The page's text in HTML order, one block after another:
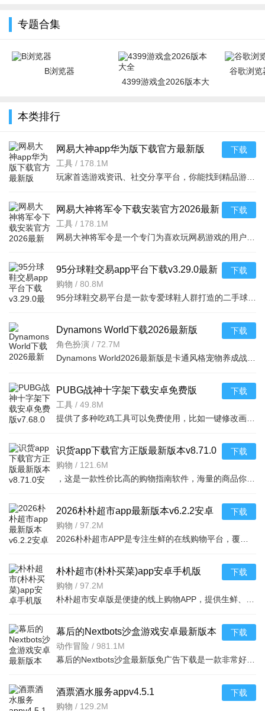
专题合集
B浏览器
4399游戏盒2026版本大
谷歌浏览
本类排行
网易大神app华为版下载官方最新版
v4.15.0华为版
工具 / 178.1M
下载
网易大神将军令下载安装官方2026最新
版v4.15.0安卓版
工具 / 178.1M
下载
95分球鞋交易app平台下载v3.29.0最新
版
购物 / 80.8M
下载
Dynamons World下载2026最新版
v1.12.62 安卓版
角色扮演 / 72.7M
下载
PUBG战神十字架下载安卓免费版
v7.68.0安卓免费版
工具 / 49.8M
下载
识货app下载官方正版最新版本v8.71.0
安卓版
购物 / 121.6M
下载
2026朴朴超市app最新版本v6.2.2安卓
最新版
购物 / 97.2M
下载
朴朴超市(朴朴买菜)app安卓手机版
v6.2.2安卓版
购物 / 97.2M
下载
幕后的Nextbots沙盒游戏安卓最新版本
v11.2.2 中文版
动作冒险 / 981.1M
下载
酒票酒水服务appv4.5.1
购物 / 129.2M
下载